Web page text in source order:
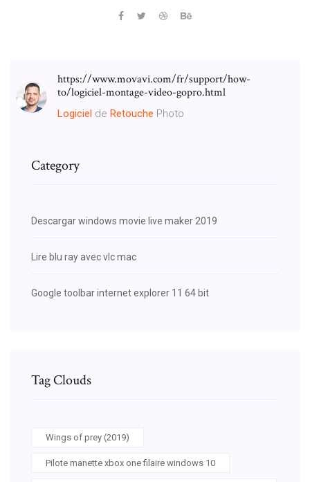
https://www.movavi.com/fr/support/how-
to/logiciel-montage-video-gopro.html
Logiciel de Retouche Photo
Category
Descargar windows movie live maker 2019
Lire blu ray avec vlc mac
Google toolbar internet explorer 11 64 bit
Tag Clouds
Wings of prey (2019)
Pilote manette xbox one filaire windows 10